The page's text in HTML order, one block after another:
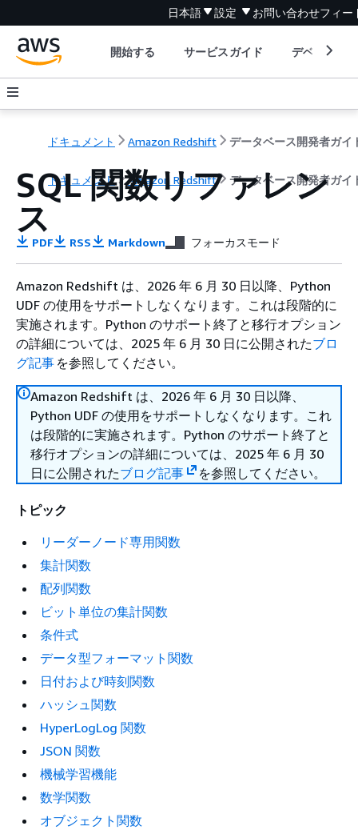
日本語 設定 お問い合わせフィー
開始する サービスガイド デベロッパ
ドキュメント Amazon Redshift データベース開発者ガイ
ドキュメント Amazon Redshift データベース開発者ガイ
SQL 関数リファレン
ス
PDF RSS Markdown フォーカスモード
Amazon Redshift は、2026 年 6 月 30 日以降、Python
UDF の使用をサポートしなくなります。これは段階的に
実施されます。Python のサポート終了と移行オプション
の詳細については、2025 年 6 月 30 日に公開されたブロ
グ記事 を参照してください。
Amazon Redshift は、2026 年 6 月 30 日以降、
Python UDF の使用をサポートしなくなります。これ
は段階的に実施されます。Python のサポート終了と
移行オプションの詳細については、2025 年 6 月 30
日に公開されたブログ記事 を参照してください。
トピック
リーダーノード専用関数
集計関数
配列関数
ビット単位の集計関数
条件式
データ型フォーマット関数
日付および時刻関数
ハッシュ関数
HyperLogLog 関数
JSON 関数
機械学習機能
数学関数
オブジェクト関数